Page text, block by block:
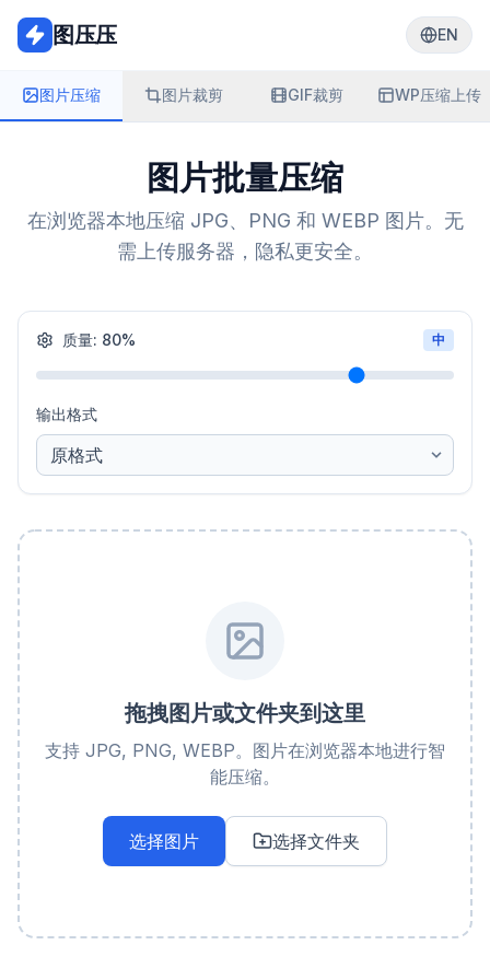
图压压 EN
图片压缩 图片裁剪 GIF裁剪 WP压缩上传
图片批量压缩
在浏览器本地压缩 JPG、PNG 和 WEBP 图片。无
需上传服务器，隐私更安全。
质量: 80% 中
输出格式
拖拽图片或文件夹到这里
支持 JPG, PNG, WEBP。图片在浏览器本地进行智
能压缩。
选择图片 选择文件夹